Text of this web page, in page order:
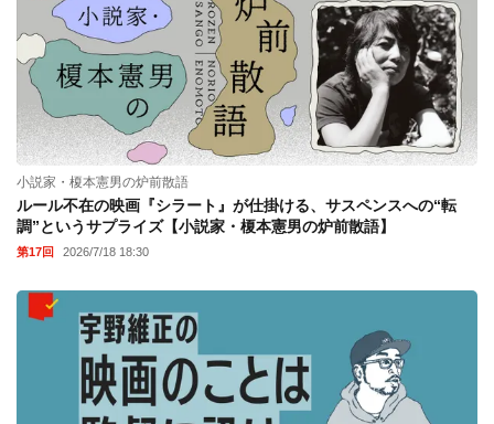
小説家・榎本憲男の炉前散語
ルール不在の映画『シラート』が仕掛ける、サスペンスへの“転
調”というサプライズ【小説家・榎本憲男の炉前散語】
第17回 2026/7/18 18:30